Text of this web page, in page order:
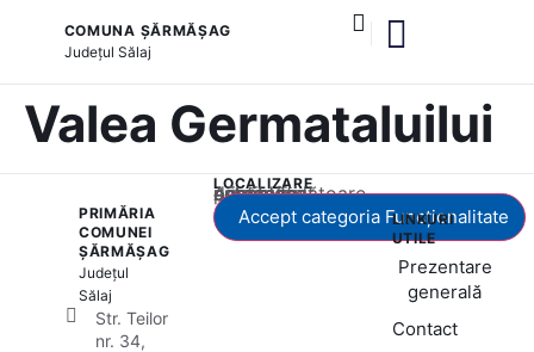
COMUNA ȘĂRMĂȘAG
Județul Sălaj
Valea Germataluilui
PRIMĂRIA
COMUNEI
ȘĂRMĂȘAG
Județul
Sălaj
Str. Teilor
nr. 34,
LOCALIZARE
Acest conținut este blocat până când acceptați categoria corespunzătoare de cookie-uri.
Accept categoria Funcționalitate
LINKURI
UTILE
Prezentare
generală
Contact